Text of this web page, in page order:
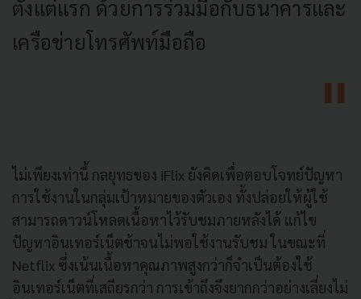
ตั้งแต่แรก ด้วยการร่วมมือกับธนาคารและ
เครือข่ายโทรศัพท์มือถือ
ไม่เพียงเท่านี้ กลยุทธของ iFlix ยังคิดเพื่อตอบโจทย์ปัญหา
การใช้งานในกลุ่มเป้าหมายของตัวเอง ทั้งปล่อยให้ผู้ใช้
สามารถดาวน์โหลดเนื้อหาไว้รับชมภายหลังได้ แก้ไข
ปัญหาอินเทอร์เน็ตช้าจนไม่พอใช้งานรับชม ในขณะที่
Netflix ซึ่งเน้นเนื้อหาคุณภาพสูงกว่าก็จำเป็นต้องใช้
อินเทอร์เน็ตที่เสถียรกว่า การเข้าถึงจึงยากกว่าอย่างเลี่ยงไม่